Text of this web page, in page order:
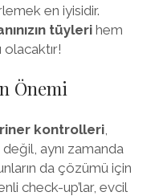
en iyisidir.
tüylerihem
olacaktır!
Önemi
kontrolleri,
aynı zamanda
da çözümü için
check-up’lar, evcil